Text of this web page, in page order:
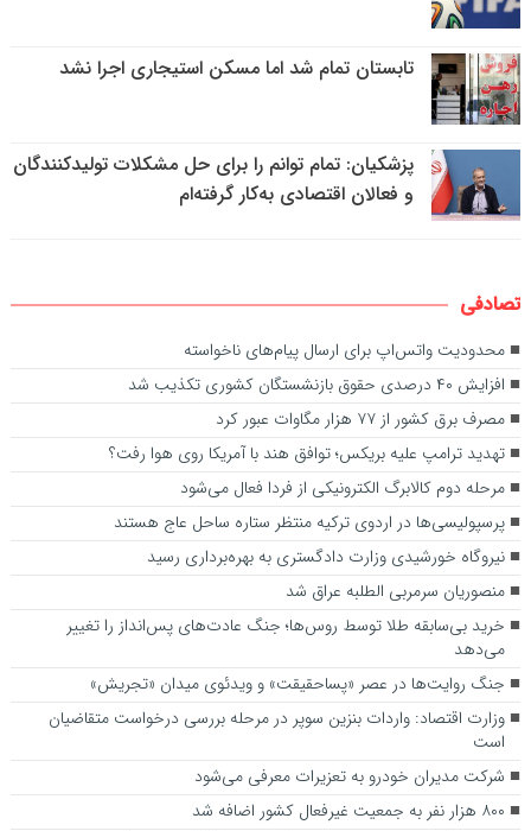
تابستان تمام شد اما مسکن استیجاری اجرا نشد
پزشکیان: تمام توانم را برای حل مشکلات تولیدکنندگان
و فعالان اقتصادی به‌کار گرفته‌ام
تصادفی
محدودیت واتس‌اپ برای ارسال پیام‌های ناخواسته
افزایش ۴۰ درصدی حقوق بازنشستگان کشوری تکذیب شد
مصرف برق کشور از ۷۷ هزار مگاوات عبور کرد
تهدید ترامپ علیه بریکس؛ توافق هند با آمریکا روی هوا رفت؟
مرحله دوم کالابرگ الکترونیکی از فردا فعال می‌شود
پرسپولیسی‌ها در اردوی ترکیه منتظر ستاره ساحل عاج هستند
نیروگاه خورشیدی وزارت دادگستری به بهره‌برداری رسید
منصوریان سرمربی الطلبه عراق شد
خرید بی‌سابقه طلا توسط روس‌ها؛ جنگ عادت‌های پس‌انداز را تغییر
می‌دهد
جنگ روایت‌ها در عصر «پساحقیقت» و ویدئوی میدان «تجریش»
وزارت اقتصاد: واردات بنزین سوپر در مرحله بررسی درخواست متقاضیان
است
شرکت مدیران خودرو به تعزیرات معرفی می‌شود
۸۰۰ هزار نفر به جمعیت غیرفعال کشور اضافه شد